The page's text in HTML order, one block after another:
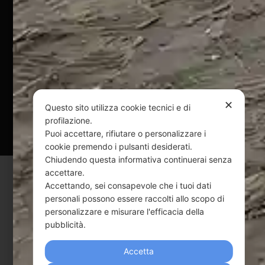
@ Copyright 2024 Webpesca è un brand Intent di Federico
Andrenacci P.Iva 01917920678
Via G. Galilei n. 2 – 64018 Tortoreto TE | REA TE-168019 |
Mail:info@webpesca.it| Pec:federicoandrenacci@pec.it
Questo sito è protetto da Google reCAPTCHA
Privacy Policy eTerms of Servicedi Google.
✕
Questo sito utilizza cookie tecnici e di
profilazione.
Puoi accettare, rifiutare o personalizzare i
cookie premendo i pulsanti desiderati.
Chiudendo questa informativa continuerai senza
accettare.
Accettando, sei consapevole che i tuoi dati
personali possono essere raccolti allo scopo di
personalizzare e misurare l'efficacia della
pubblicità.
Accetta